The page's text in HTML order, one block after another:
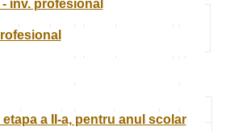
inv. profesional
a II-a, pentru anul scolar